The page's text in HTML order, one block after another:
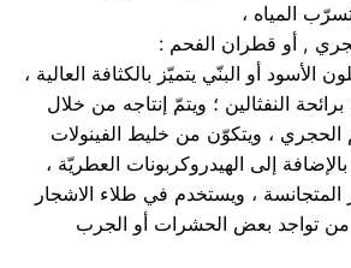
المياه ،
الأسود أو البنّي يتميّز بالكثافة العالية ،
النفثالين ؛ ويتمّ إنتاجه من خلال
الحجري ، ويتكوّن من خليط الفينولات
إلى الهيدروكربونات العطريّة ،
المتجانسة ، ويستخدم في طلاء الاشجار
من تواجد بعض الحشرات أو الجرب